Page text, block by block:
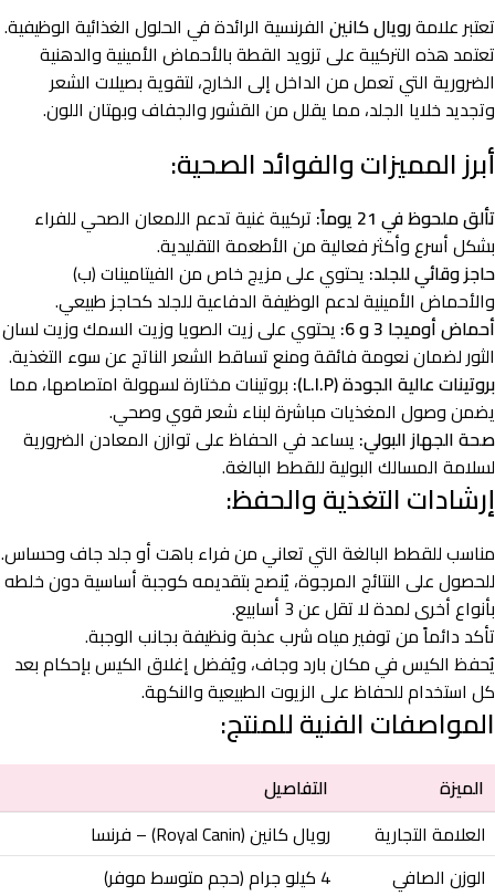
تعتبر علامةرويال كانين الفرنسية الرائدة في الحلول الغذائية الوظيفية.
تعتمد هذه التركيبة على تزويد القطة بالأحماض الأمينية والدهنية
الضرورية التي تعمل من الداخل إلى الخارج، لتقوية بصيلات الشعر
وتجديد خلايا الجلد، مما يقلل من القشور والجفاف وبهتان اللون.
أبرز المميزات والفوائد الصحية:
تألق ملحوظ في 21 يوماً:
تركيبة غنية تدعم اللمعان الصحي للفراء
بشكل أسرع وأكثر فعالية من الأطعمة التقليدية.
حاجز وقائي للجلد: يحتوي على مزيج خاص من الفيتامينات (ب)
والأحماض الأمينية لدعم الوظيفة الدفاعية للجلد كحاجز طبيعي.
أحماض أوميجا 3 و 6:
يحتوي على زيت الصويا وزيت السمك وزيت لسان
الثور لضمان نعومة فائقة ومنع تساقط الشعر الناتج عن سوء التغذية.
بروتينات عالية الجودة (L.I.P):
بروتينات مختارة لسهولة امتصاصها، مما
يضمن وصول المغذيات مباشرة لبناء شعر قوي وصحي.
صحة الجهاز البولي: يساعد في الحفاظ على توازن المعادن الضرورية
لسلامة المسالك البولية للقطط البالغة.
إرشادات التغذية والحفظ:
مناسب للقطط البالغة التي تعاني من فراء باهت أو جلد جاف وحساس.
للحصول على النتائج المرجوة، يُنصح بتقديمه كوجبة أساسية دون خلطه
بأنواع أخرى لمدة لا تقل عن 3 أسابيع.
تأكد دائماً من توفير مياه شرب عذبة ونظيفة بجانب الوجبة.
يُحفظ الكيس في مكان بارد وجاف، ويُفضل إغلاق الكيس بإحكام بعد
كل استخدام للحفاظ على الزيوت الطبيعية والنكهة.
المواصفات الفنية للمنتج:
الميزة
التفاصيل
العلامة التجارية
رويال كانين (Royal Canin) – فرنسا
الوزن الصافي
4 كيلو جرام (حجم متوسط موفر)